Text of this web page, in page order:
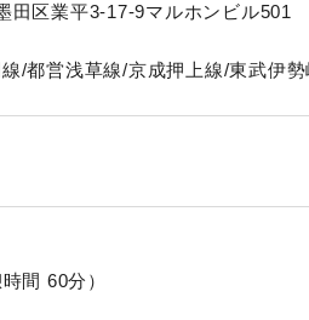
田区業平3-17-9マルホンビル501
線/都営浅草線/京成押上線/東武伊
間 60分）